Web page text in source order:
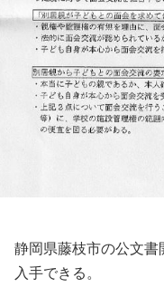
静岡県藤枝市の公文
入手できる。